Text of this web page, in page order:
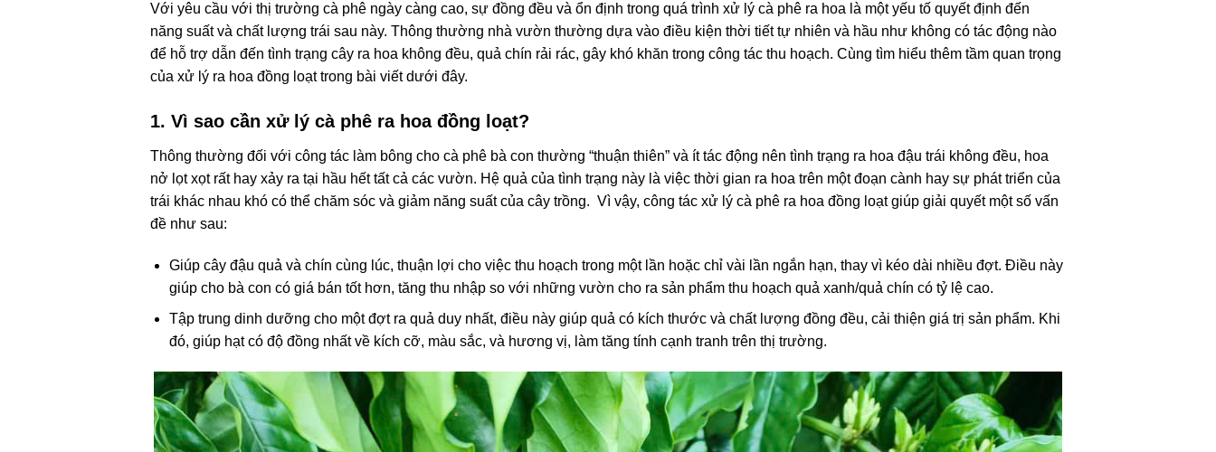
Với yêu cầu với thị trường cà phê ngày càng cao, sự đồng đều và ổn định trong quá trình xử lý cà phê ra hoa là một yếu tố quyết định đến
năng suất và chất lượng trái sau này. Thông thường nhà vườn thường dựa vào điều kiện thời tiết tự nhiên và hầu như không có tác động nào
để hỗ trợ dẫn đến tình trạng cây ra hoa không đều, quả chín rải rác, gây khó khăn trong công tác thu hoạch. Cùng tìm hiểu thêm tầm quan trọng
của xử lý ra hoa đồng loạt trong bài viết dưới đây.
1. Vì sao cần xử lý cà phê ra hoa đồng loạt?
Thông thường đối với công tác làm bông cho cà phê bà con thường “thuận thiên” và ít tác động nên tình trạng ra hoa đậu trái không đều, hoa
nở lọt xọt rất hay xảy ra tại hầu hết tất cả các vườn. Hệ quả của tình trạng này là việc thời gian ra hoa trên một đoạn cành hay sự phát triển của
trái khác nhau khó có thể chăm sóc và giảm năng suất của cây trồng. Vì vậy, công tác xử lý cà phê ra hoa đồng loạt giúp giải quyết một số vấn
đề như sau:
Giúp cây đậu quả và chín cùng lúc, thuận lợi cho việc thu hoạch trong một lần hoặc chỉ vài lần ngắn hạn, thay vì kéo dài nhiều đợt. Điều này
giúp cho bà con có giá bán tốt hơn, tăng thu nhập so với những vườn cho ra sản phẩm thu hoạch quả xanh/quả chín có tỷ lệ cao.
Tập trung dinh dưỡng cho một đợt ra quả duy nhất, điều này giúp quả có kích thước và chất lượng đồng đều, cải thiện giá trị sản phẩm. Khi
đó, giúp hạt có độ đồng nhất về kích cỡ, màu sắc, và hương vị, làm tăng tính cạnh tranh trên thị trường.